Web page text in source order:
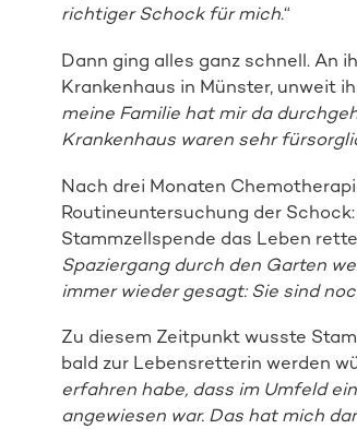
richtiger Schock für mich.“
Dann ging alles ganz schnell. An
Krankenhaus in Münster, unweit
meine Familie hat mir da
Krankenhaus waren sehr
Nach drei Monaten
Routineuntersuchung der
Stammzellspende das Leben
Spaziergang durch den Garten
immer wieder gesagt: Sie sind
Zu diesem Zeitpunkt wusste
bald zur Lebensretterin werden
erfahren habe, dass im Umfeld
angewiesen war. Das hat mich